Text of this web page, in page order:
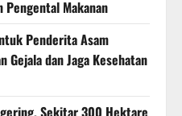
Pengental Makanan
Penderita Asam
Gejala dan Jaga Kesehatan
Sekitar 300 Hektare